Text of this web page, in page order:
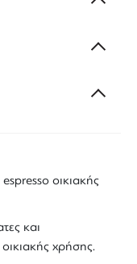
espresso οικιακής
και
οικιακής χρήσης.